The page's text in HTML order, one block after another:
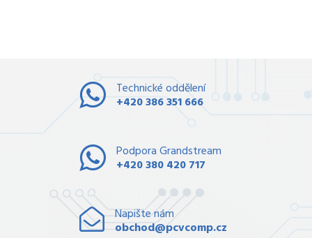
Technické oddělení
+420 386 351 666
Podpora Grandstream
+420 380 420 717
Napište nám
obchod@pcvcomp.cz